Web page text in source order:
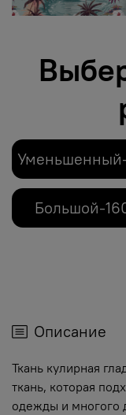
Большой-
Описание
Ткань кулирная
ткань, которая
одежды и многого